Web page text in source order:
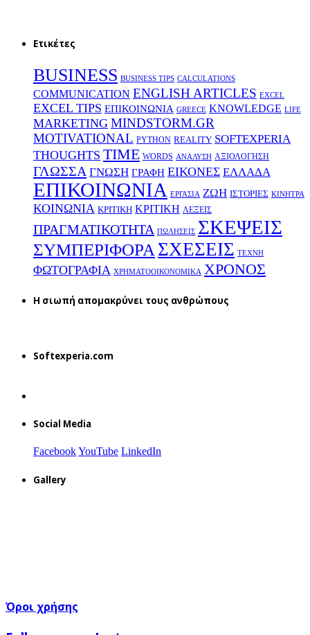
Ετικέτες
BUSINESS BUSINESS TIPS CALCULATIONS
COMMUNICATION ENGLISH ARTICLES EXCEL
EXCEL TIPS EΠΙΚΟΙΝΩΝΙΑ GREECE KNOWLEDGE LIFE
MARKETING MINDSTORM.GR
MOTIVATIONAL PYTHON REALITY SOFTEXPERIA
THOUGHTS TIME WORDS ΑΝΑΛΥΣΗ ΑΞΙΟΛΟΓΗΣΗ
ΓΛΩΣΣΑ ΓΝΩΣΗ ΓΡΑΦΗ ΕΙΚΟΝΕΣ ΕΛΛΑΔΑ
ΕΠΙΚΟΙΝΩΝΙΑ ΕΡΓΑΣΙΑ ΖΩΗ ΙΣΤΟΡΙΕΣ ΚΙΝΗΤΡΑ
ΚΟΙΝΩΝΙΑ ΚΡΙΤΙΚΗ ΚΡΙΤΙΚΗ ΛΕΞΕΙΣ
ΠΡΑΓΜΑΤΙΚΟΤΗΤΑ ΠΩΛΗΣΕΙΣ ΣΚΕΨΕΙΣ
ΣΥΜΠΕΡΙΦΟΡΑΣΧΕΣΕΙΣ ΤΕΧΝΗ
ΦΩΤΟΓΡΑΦΙΑ ΧΡΗΜΑΤΟΟΙΚΟΝΟΜΙΚΑ ΧΡΟΝΟΣ
H σιωπή απομακρύνει τους ανθρώπους
Softexperia.com
Social Media
FacebookYouTube LinkedIn
Gallery
Όροι χρήσης